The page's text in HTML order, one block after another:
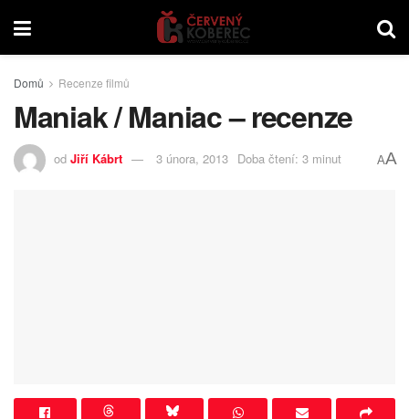
Domů Recenze filmů
Maniak / Maniac – recenze
od Jiří Kábrt 3 února, 2013 Doba čtení: 3 minut AA